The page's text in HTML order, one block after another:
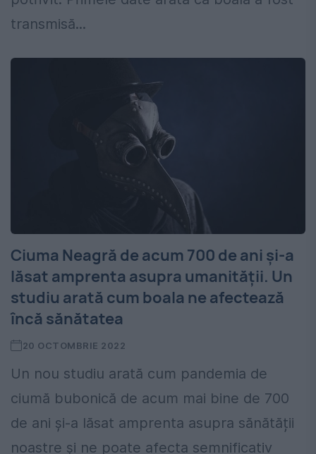
transmisă...
Ciuma Neagră de acum 700 de ani și-a
lăsat amprenta asupra umanității. Un
studiu arată cum boala ne afectează
încă sănătatea
20 OCTOMBRIE 2022
Un nou studiu arată cum pandemia de
ciumă bubonică de acum mai bine de 700
de ani și-a lăsat amprenta asupra sănătății
noastre și ne poate afecta semnificativ